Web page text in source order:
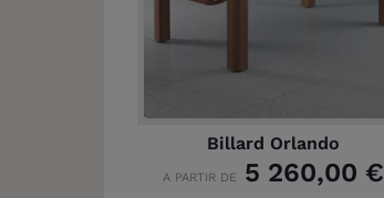
Billard Orlando
A PARTIR DE 5 260,00 €